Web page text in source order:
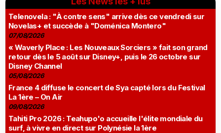
Telenovela : "À contre sens" arrive dès ce vendredi sur
Novelas+ et succède à "Doménica Montero"
07/08/2026
« Waverly Place : Les Nouveaux Sorciers » fait son grand
retour dès le 5 août sur Disney+, puis le 26 octobre sur
Disney Channel
05/08/2026
France 4 diffuse le concert de Sya capté lors du Festival
La 1ère – On Air
09/08/2026
Tahiti Pro 2026 : Teahupo'o accueille l'élite mondiale du
surf, à vivre en direct sur Polynésie la 1ère